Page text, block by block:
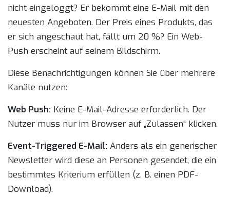
nicht eingeloggt? Er bekommt eine E-Mail mit den
neuesten Angeboten. Der Preis eines Produkts, das
er sich angeschaut hat, fällt um 20 %? Ein Web-
Push erscheint auf seinem Bildschirm.
Diese Benachrichtigungen können Sie über mehrere
Kanäle nutzen:
Web Push: Keine E-Mail-Adresse erforderlich. Der
Nutzer muss nur im Browser auf „Zulassen“ klicken.
Event-Triggered E-Mail: Anders als ein generischer
Newsletter wird diese an Personen gesendet, die ein
bestimmtes Kriterium erfüllen (z. B. einen PDF-
Download).